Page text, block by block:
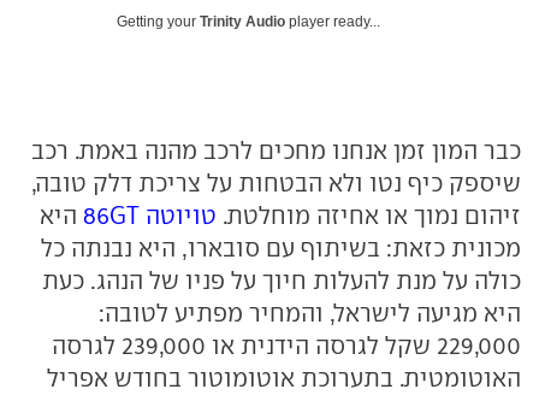
Getting your Trinity Audio player ready...
כבר המון זמן אנחנו מחכים לרכב מהנה באמת. רכב
שיספק כיף נטו ולא הבטחות על צריכת דלק טובה,
זיהום נמוך או אחיזה מוחלטת. טויוטה GT
86 היא
מכונית כזאת: בשיתוף עם סובארו, היא נבנתה כל
כולה על מנת להעלות חיוך על פניו של הנהג. כעת
היא מגיעה לישראל, והמחיר מפתיע לטובה:
229,000 שקל לגרסה הידנית או 239,000 לגרסה
האוטומטית. בתערוכת אוטומוטור בחודש אפריל